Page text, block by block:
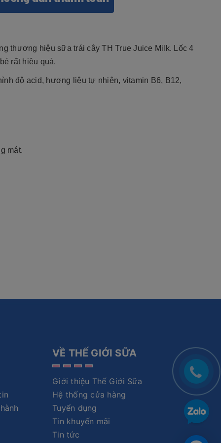
thương hiệu sữa trái cây TH True Juice Milk. Lốc 4
rất hiệu quả.
độ acid, hương liệu tự nhiên, vitamin B6, B12,
mát.
VỀ THẾ GIỚI SỮA
Giới thiệu Thế Giới Sữa
Hệ thống cửa hàng
Tuyển dụng
Tin khuyến mãi
Tin tức